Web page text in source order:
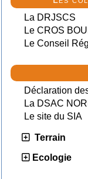
La DRJSCS
Le CROS
Le Conseil
Déclaration
La DSAC
Le site du SIA
Terrain
Ecologie